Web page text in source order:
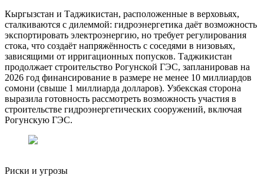
Кыргызстан и Таджикистан, расположенные в верховьях,
сталкиваются с дилеммой: гидроэнергетика даёт возможность
экспортировать электроэнергию, но требует регулирования
стока, что создаёт напряжённость с соседями в низовьях,
зависящими от ирригационных попусков. Таджикистан
продолжает строительство Рогунской ГЭС, запланировав на
2026 год финансирование в размере не менее 10 миллиардов
сомони (свыше 1 миллиарда долларов). Узбекская сторона
выразила готовность рассмотреть возможность участия в
строительстве гидроэнергетических сооружений, включая
Рогунскую ГЭС.
Риски и угрозы